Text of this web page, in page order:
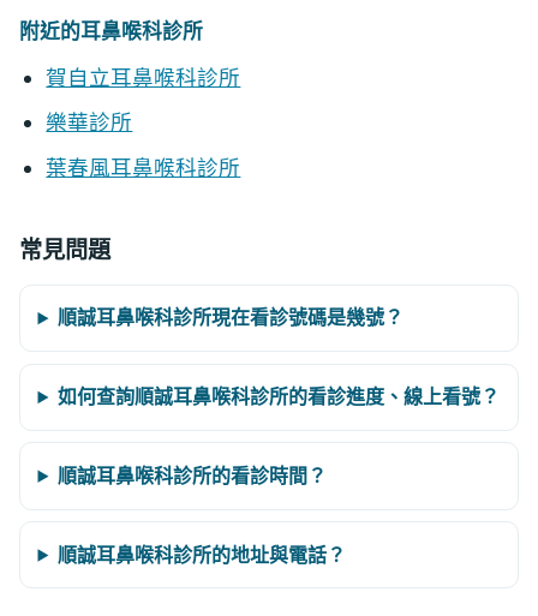
附近的耳鼻喉科診所
賀自立耳鼻喉科診所
樂華診所
葉春風耳鼻喉科診所
常見問題
順誠耳鼻喉科診所現在看診號碼是幾號？
如何查詢順誠耳鼻喉科診所的看診進度、線上看號？
順誠耳鼻喉科診所的看診時間？
順誠耳鼻喉科診所的地址與電話？